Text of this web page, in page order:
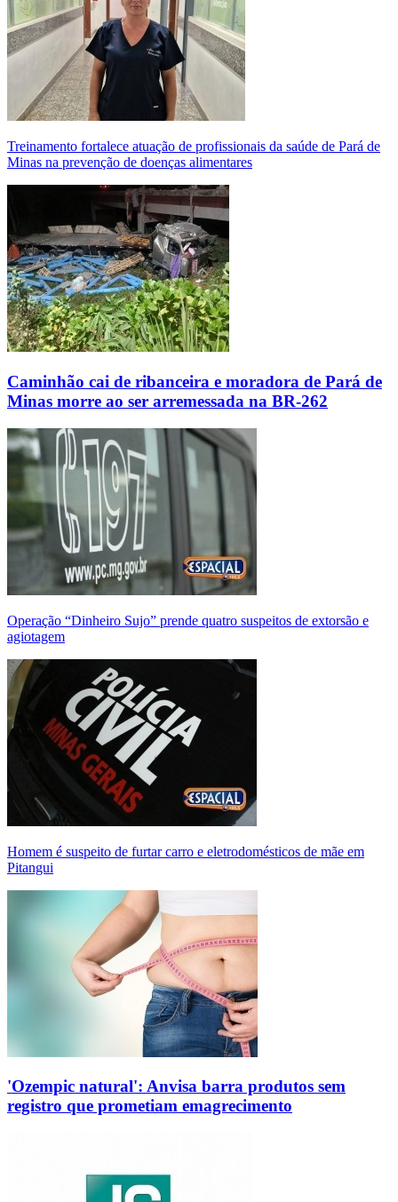
Treinamento fortalece atuação de profissionais da saúde de Pará de
Minas na prevenção de doenças alimentares
Caminhão cai de ribanceira e moradora de Pará de
Minas morre ao ser arremessada na BR-262
Operação “Dinheiro Sujo” prende quatro suspeitos de extorsão e
agiotagem
Homem é suspeito de furtar carro e eletrodomésticos de mãe em
Pitangui
'Ozempic natural': Anvisa barra produtos sem
registro que prometiam emagrecimento